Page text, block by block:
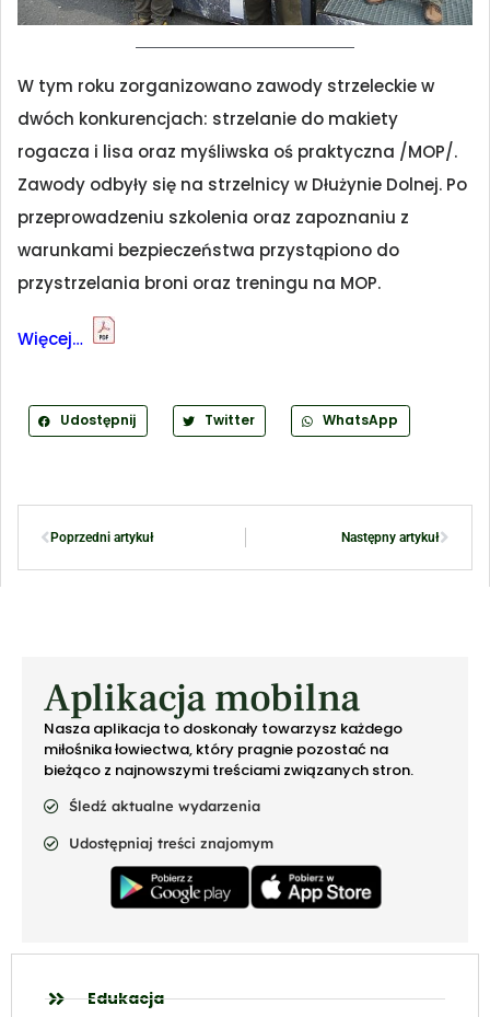
W tym roku zorganizowano zawody strzeleckie w
dwóch konkurencjach: strzelanie do makiety
rogacza i lisa oraz myśliwska oś praktyczna /MOP/.
Zawody odbyły się na strzelnicy w Dłużynie Dolnej. Po
przeprowadzeniu szkolenia oraz zapoznaniu z
warunkami bezpieczeństwa przystąpiono do
przystrzelania broni oraz treningu na MOP.
Więcej…
Udostępnij Twitter WhatsApp
Poprzedni artykuł Następny artykuł
Aplikacja mobilna
Nasza aplikacja to doskonały towarzysz każdego
miłośnika łowiectwa, który pragnie pozostać na
bieżąco z najnowszymi treściami związanych stron.
Śledź aktualne wydarzenia
Udostępniaj treści znajomym
Edukacja